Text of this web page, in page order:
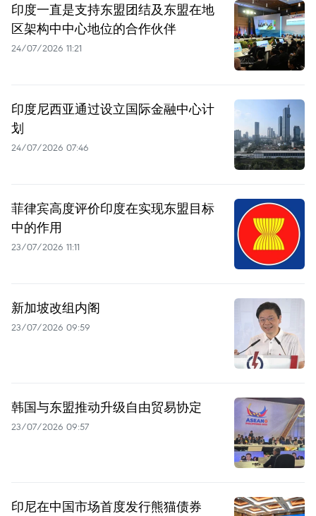
印度一直是支持东盟团结及东盟在地
区架构中中心地位的合作伙伴
24/07/2026 11:21
印度尼西亚通过设立国际金融中心计
划
24/07/2026 07:46
菲律宾高度评价印度在实现东盟目标
中的作用
23/07/2026 11:11
新加坡改组内阁
23/07/2026 09:59
韩国与东盟推动升级自由贸易协定
23/07/2026 09:57
印尼在中国市场首度发行熊猫债券